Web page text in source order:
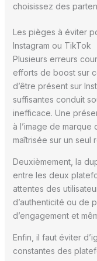
choisissez des
Les pièges à éviter
Instagram ou TikTok
Plusieurs erreurs
efforts de boost sur
d’être présent sur
suffisantes conduit
inefficace. Une
à l’image de marque
maîtrisée sur un seul
Deuxièmement, la
entre les deux
attentes des
d’authenticité ou de
d’engagement et
Enfin, il faut éviter
constantes des